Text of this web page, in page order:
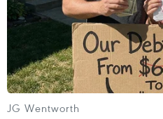
khách Thủ đô. (Ảnh:
JG Wentworth